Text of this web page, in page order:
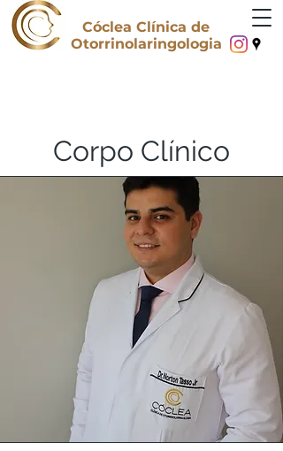
Cóclea Clínica de
Otorrinolaringologia
Corpo Clínico